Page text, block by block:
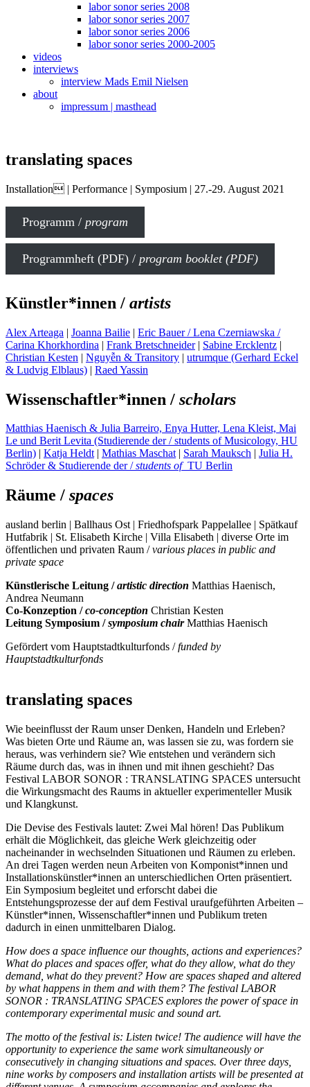
labor sonor series 2008
labor sonor series 2007
labor sonor series 2006
labor sonor series 2000-2005
videos
interviews
interview Mads Emil Nielsen
about
impressum | masthead
translating spaces
Installation | Performance | Symposium | 27.-29. August 2021
Programm / program
Programmheft (PDF) / program booklet (PDF)
Künstler*innen / artists
Alex Arteaga | Joanna Bailie | Eric Bauer / Lena Czerniawska /
Carina Khorkhordina | Frank Bretschneider| Sabine Ercklentz |
Christian Kesten | Nguyễn & Transitory | utrumque (Gerhard Eckel
& Ludvig Elblaus) | Raed Yassin
Wissenschaftler*innen / scholars
Matthias Haenisch & Julia Barreiro, Enya Hutter, Lena Kleist, Mai
Le und Berit Levita (Studierende der / students of Musicology, HU
Berlin) | Katja Heldt| Mathias Maschat| Sarah Mauksch | Julia H.
Schröder & Studierende der /students ofTU Berlin
Räume / spaces
ausland berlin | Ballhaus Ost | Friedhofspark Pappelallee | Spätkauf
Hutfabrik | St. Elisabeth Kirche | Villa Elisabeth | diverse Orte im
öffentlichen und privaten Raum /various places in public and
private space
Künstlerische Leitung /artistic direction Matthias Haenisch,
Andrea Neumann
Co-Konzeption /co-conception Christian Kesten
Leitung Symposium /symposium chairMatthias Haenisch
Gefördert vom Hauptstadtkulturfonds /funded by
Hauptstadtkulturfonds
translating spaces
Wie beeinflusst der Raum unser Denken, Handeln und Erleben?
Was bieten Orte und Räume an, was lassen sie zu, was fordern sie
heraus, was verhindern sie? Wie entstehen und verändern sich
Räume durch das, was in ihnen und mit ihnen geschieht? Das
Festival LABOR SONOR : TRANSLATING SPACES untersucht
die Wirkungsmacht des Raums in aktueller experimenteller Musik
und Klangkunst.
Die Devise des Festivals lautet: Zwei Mal hören! Das Publikum
erhält die Möglichkeit, das gleiche Werk gleichzeitig oder
nacheinander in wechselnden Situationen und Räumen zu erleben.
An drei Tagen werden neun Arbeiten von Komponist*innen und
Installationskünstler*innen an unterschiedlichen Orten präsentiert.
Ein Symposium begleitet und erforscht dabei die
Entstehungsprozesse der auf dem Festival uraufgeführten Arbeiten –
Künstler*innen, Wissenschaftler*innen und Publikum treten
dadurch in einen unmittelbaren Dialog.
How does a space influence our thoughts, actions and experiences?
What do places and spaces offer, what do they allow, what do they
demand, what do they prevent? How are spaces shaped and altered
by what happens in them and with them? The festival LABOR
SONOR : TRANSLATING SPACES explores the power of space in
contemporary experimental music and sound art.
The motto of the festival is: Listen twice! The audience will have the
opportunity to experience the same work simultaneously or
consecutively in changing situations and spaces. Over three days,
nine works by composers and installation artists will be presented at